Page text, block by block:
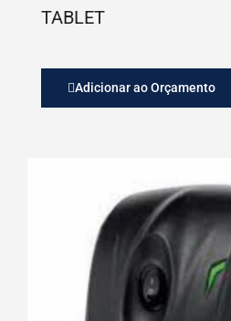
TABLET
Adicionar ao Orçamento